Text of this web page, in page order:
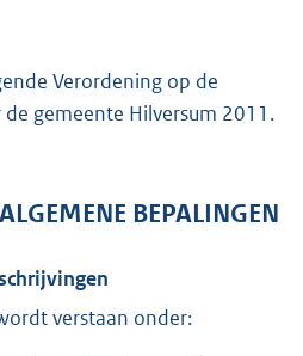
Verordening op de
gemeente Hilversum 2011.
BEPALINGEN
verstaan onder: